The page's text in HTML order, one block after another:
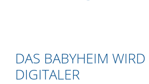
DAS BABYHEIM WIRD
DIGITALER